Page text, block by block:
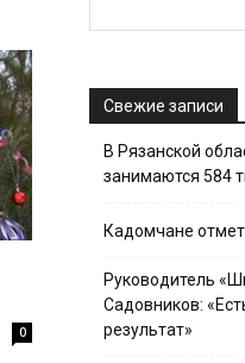
0
Свежие записи
В Рязанской
занимаются 584
Кадомчане
Руководитель
Садовников:
результат»